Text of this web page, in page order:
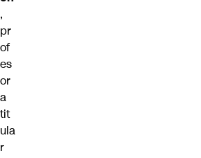
,
pr
of
es
or
a
tit
ula
r